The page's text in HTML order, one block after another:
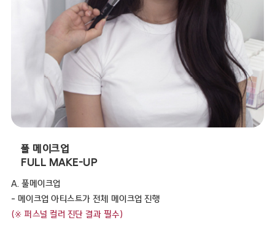
풀 메이크업
FULL MAKE-UP
A. 풀메이크업
- 메이크업 아티스트가 전체 메이크업 진행
(※ 퍼스널 컬러 진단 결과 필수)